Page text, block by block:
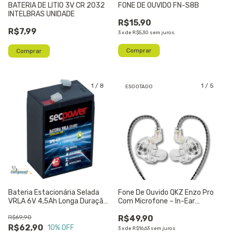
BATERIA DE LITIO 3V CR 2032
INTELBRAS UNIDADE
R$7,99
FONE DE OUVIDO FN-S8B
R$15,90
3xde R$5,30 sem juros
1 / 8
Bateria Estacionária Selada
VRLA 6V 4,5Ah Longa Duração,
para Alarmes, Nobreaks e
Iluminação
R$62,90
R$69,90
10% OFF
1 / 5
ESGOTADO
Fone De Ouvido QKZ Enzo Pro
Com Microfone – In-Ear
R$49,90
3xde R$16,63 sem juros